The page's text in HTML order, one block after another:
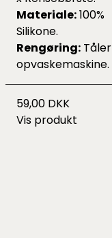
Materiale:100%
Silikone.
Rengøring: Tåler
opvaskemaskine.
59,00 DKK
Vis produkt